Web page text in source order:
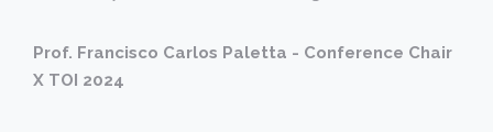
Prof. Francisco Carlos Paletta - Conference Chair
X TOI 2024